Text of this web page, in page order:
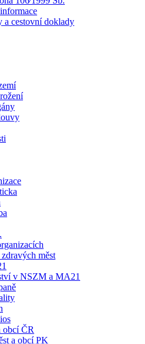
a cestovní doklady
měst
v NSZM a MA21
obcí ČR
a obcí PK